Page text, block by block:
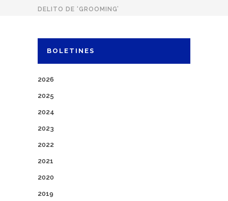
DELITO DE ‘GROOMING’
BOLETINES
2026
2025
2024
2023
2022
2021
2020
2019